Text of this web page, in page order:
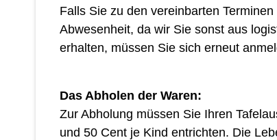
Falls Sie zu den vereinbarten
Abwesenheit, da wir Sie sonst aus
erhalten, müssen Sie sich erneut
Das Abholen der Waren:
Zur Abholung müssen Sie Ihren
und 50 Cent je Kind entrichten. Die